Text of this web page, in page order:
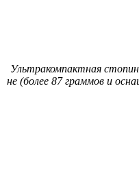
Ультракомпактная
не (более 87 граммов и